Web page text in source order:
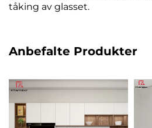
tåking av glasset.
Anbefalte Produkter